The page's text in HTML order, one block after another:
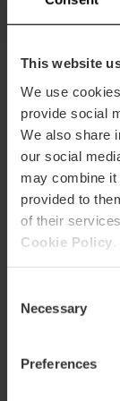
This website
We use
provide social
We also share
our social
may combine it
provided to
of their
Cookie Policy
Selection
Necessary
Preferences
Activités
Découvrez
uniques :
itinéraires à
la découverte
authentiques